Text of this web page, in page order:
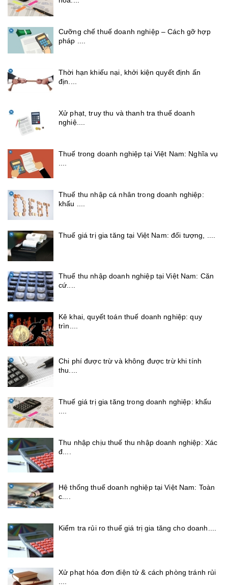
Cưỡng chế thuế doanh nghiệp – Cách gỡ hợp
pháp ....
Thời hạn khiếu nại, khởi kiện quyết định ấn
địn....
Xử phạt, truy thu và thanh tra thuế doanh
nghiệ....
Thuế trong doanh nghiệp tại Việt Nam: Nghĩa vụ
Thuế thu nhập cá nhân trong doanh nghiệp:
khấu ....
Thuế giá trị gia tăng tại Việt Nam: đối tượng, ....
Thuế thu nhập doanh nghiệp tại Việt Nam: Căn
cứ....
Kê khai, quyết toán thuế doanh nghiệp: quy
trìn....
Chi phí được trừ và không được trừ khi tính
thu....
Thuế giá trị gia tăng trong doanh nghiệp: khấu
....
Thu nhập chịu thuế thu nhập doanh nghiệp: Xác
đ....
Hệ thống thuế doanh nghiệp tại Việt Nam: Toàn
c....
Kiểm tra rủi ro thuế giá trị gia tăng cho doanh....
Xử phạt hóa đơn điện tử & cách phòng tránh rủi
....